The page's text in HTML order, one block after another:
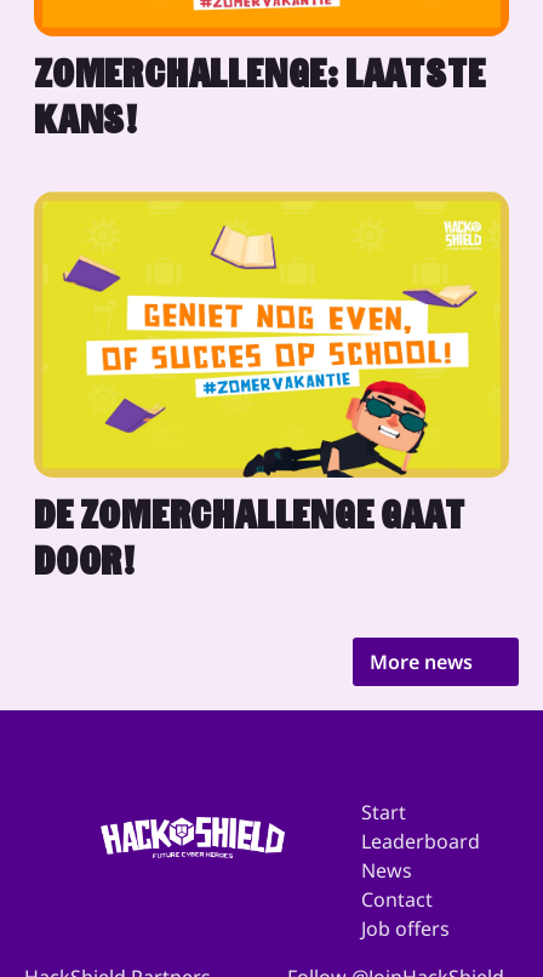
ZOMERCHALLENGE: LAATSTE
KANS!
DE ZOMERCHALLENGE GAAT
DOOR!
More news
Start
Leaderboard
News
Contact
Job offers